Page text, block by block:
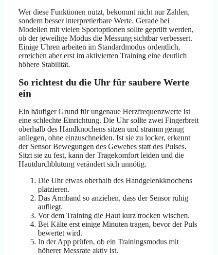
Wer diese Funktionen nutzt, bekommt nicht nur Zahlen,
sondern besser interpretierbare Werte. Gerade bei
Modellen mit vielen Sportoptionen sollte geprüft werden,
ob der jeweilige Modus die Messung sichtbar verbessert.
Einige Uhren arbeiten im Standardmodus ordentlich,
erreichen aber erst im aktivierten Training eine deutlich
höhere Stabilität.
So richtest du die Uhr für saubere Werte
ein
Ein häufiger Grund für ungenaue Herzfrequenzwerte ist
eine schlechte Einrichtung. Die Uhr sollte zwei Fingerbreit
oberhalb des Handknochens sitzen und stramm genug
anliegen, ohne einzuschneiden. Ist sie zu locker, erkennt
der Sensor Bewegungen des Gewebes statt des Pulses.
Sitzt sie zu fest, kann der Tragekomfort leiden und die
Hautdurchblutung verändert sich unnötig.
Die Uhr etwas oberhalb des Handgelenkknochens
platzieren.
Das Armband so anziehen, dass der Sensor ruhig
aufliegt.
Vor dem Training die Haut kurz trocken wischen.
Bei Kälte erst einige Minuten tragen, bevor der Puls
bewertet wird.
In der App prüfen, ob ein Trainingsmodus mit
höherer Messrate aktiv ist.